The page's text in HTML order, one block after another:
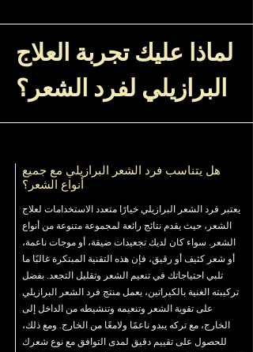
لماذا عليك تجربة العلاج
البرازيلي لفرد الشعر؟
هل يتناسب فرد الشعر البرازيلي مع جميع
أنواع الشعر؟
يعتبر فرد الشعر البرازيلي خيارًا متعدد الاستخدامات لعلاج
الشعر، حيث يقدم نتائج رائعة لمجموعة متنوعة من أنواع
الشعر. سواء كان لديك تجعيدات ضيقة، أو موجات ناعمة،
أو شعر كثيف أو رقيق، فإن هذه التقنية المبتكرة غالبًا ما
تلبي احتياجاتك في تنعيم الشعر وتقليل التجعد. بفضل
تركيبته الغنية بالكيراتين، يعمل منتج فرد الشعر البرازيلي
على تقوية الشعر وتنعيمه وتنشيطه من الداخل إلى
الخارج، مع تركه يبدو ناعمًا ولامعًا من الخارج. ومع ذلك،
للحصول على تقييم دقيق لمدى التوافق مع نوع شعرك